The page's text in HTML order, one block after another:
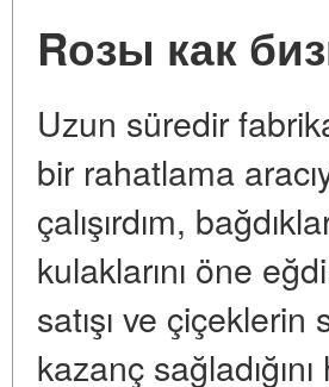
Rозы как
Uzun süredir
bir rahatlama
çalışırdım,
kulaklarını öne
satışı ve çiçeklerin
kazanç